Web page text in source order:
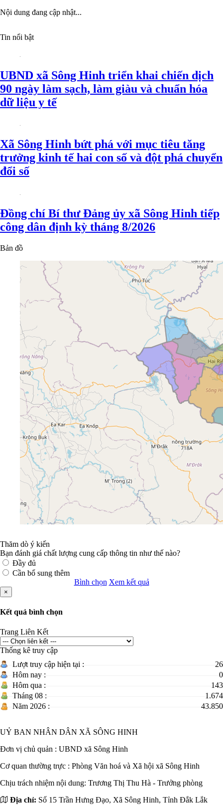
Nội dung đang cập nhật...
Tin nổi bật
UBND xã Sông Hinh triển khai chiến dịch
90 ngày làm sạch, làm giàu và chuẩn hóa
dữ liệu y tế
Xã Sông Hinh bứt phá với mục tiêu tăng
trưởng kinh tế hai con số và đột phá chuyển
đổi số
Đồng chí Bí thư Đảng ủy xã Sông Hinh tiếp
công dân định kỳ tháng 8/2026
Bản đồ
Thăm dò ý kiến
Bạn đánh giá chất lượng cung cấp thông tin như thế nào?
Đầy đủ
Cần bổ sung thêm
Bình chọn Xem kết quả
×
Kết quả bình chọn
Trang Liên Kết
Thống kê truy cập
Lượt truy cập hiện tại :
26
Hôm nay :
0
Hôm qua :
143
Tháng 08 :
1.674
Năm 2026 :
43.850
UỶ BAN NHÂN DÂN XÃ SÔNG HINH
Đơn vị chủ quản : UBND xã Sông Hinh
Cơ quan thường trực : Phòng Văn hoá và Xã hội xã Sông Hinh
Chịu trách nhiệm nội dung: Trương Thị Thu Hà - Trưởng phòng
Địa chỉ: Số 15 Trần Hưng Đạo, Xã Sông Hinh, Tỉnh Đắk Lắk